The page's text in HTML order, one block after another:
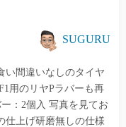
SUGURU
い間違いなしのタイヤ
用のリヤPラバーも再
：2個入 写真を見てお
仕上げ研磨無しの仕様